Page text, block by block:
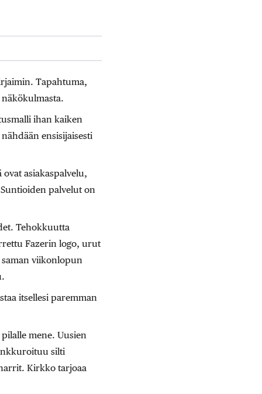
Tapahtuma,
ihan kaiken
ensisijaisesti
asiakaspalvelu,
palvelut on
Tehokkuutta
Fazerin logo, urut
viikonlopun
itsellesi paremman
mene. Uusien
silti
Kirkko tarjoaa